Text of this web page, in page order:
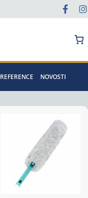
REFERENCE NOVOSTI